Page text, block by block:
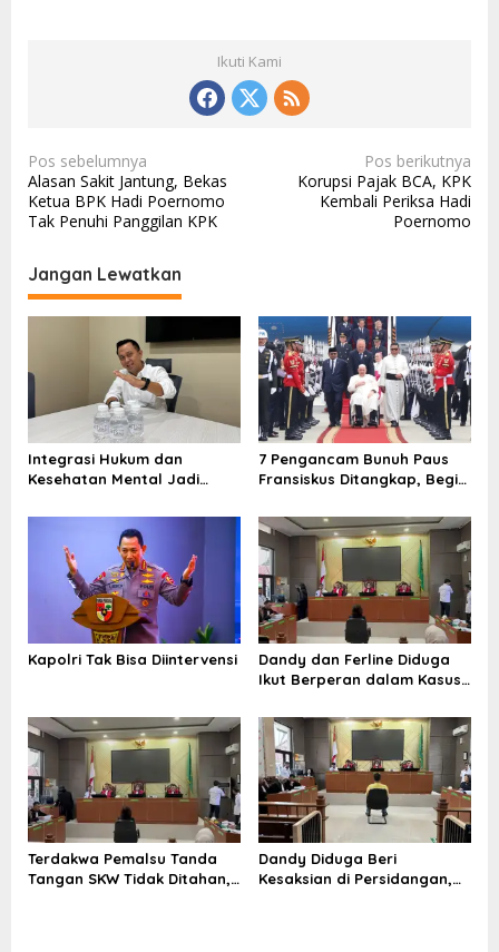
Ikuti Kami
N
a
v
g
a
i
p
o
s
Pos sebelumnya
Alasan Sakit Jantung, Bekas
Ketua BPK Hadi Poernomo
Tak Penuhi Panggilan KPK
Pos berikutnya
Korupsi Pajak BCA, KPK
Kembali Periksa Hadi
Poernomo
Jangan Lewatkan
Integrasi Hukum dan
Kesehatan Mental Jadi
Siber
7 Pengancam Bunuh Paus
Fransiskus Ditangkap, Begini
Diungkap Densus 88
Kapolri Tak Bisa Diintervensi
Dandy dan Ferline Diduga
Ikut Berperan dalam Kasus
Terdakwa Pemalsu Tanda
Tangan SKW Tidak Ditahan,
Dandy Diduga Beri
Kesaksian di Persidangan,